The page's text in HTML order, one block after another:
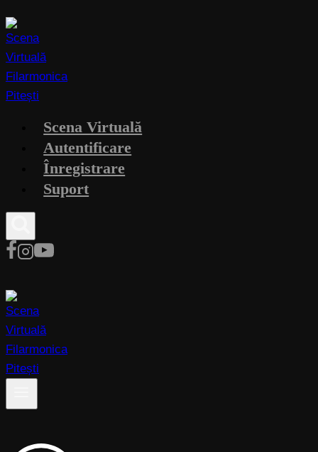
Skip
to
content
Scena Virtuală
Autentificare
Înregistrare
Suport